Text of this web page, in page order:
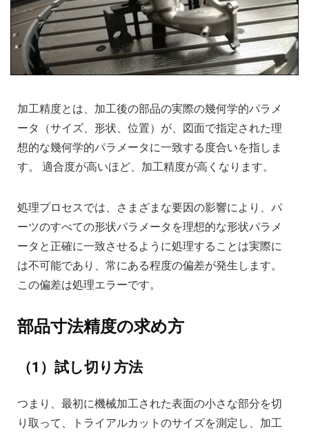
加工精度とは、加工後の部品の実際の幾何学的パラメ
ータ（サイズ、形状、位置）が、図面で指定された理
想的な幾何学的パラメータに一致する度合いを指しま
す。 適合度が高いほど、加工精度が高くなります。
処理プロセスでは、さまざまな要因の影響により、パ
ーツのすべての形状パラメータを理想的な形状パラメ
ータと正確に一致させるように処理することは実際に
は不可能であり、常にある程度の偏差が発生します。
この偏差は処理エラーです。
部品寸法精度の求め方
（1）試し切り方法
つまり、最初に機械加工された表面の小さな部分を切
り取って、トライアルカットのサイズを測定し、加工